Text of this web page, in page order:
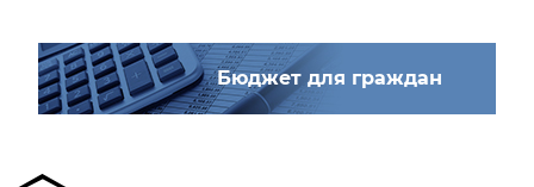
Бюджет для граждан